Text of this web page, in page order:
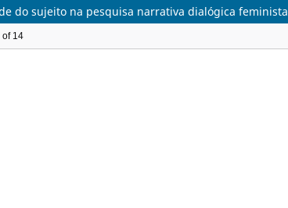
do sujeito na pesquisa narrativa dialógica feminista